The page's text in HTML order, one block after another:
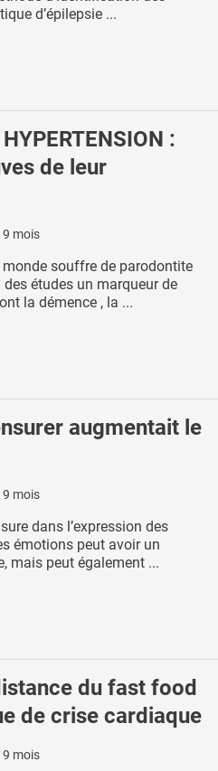
d’épilepsie ...
:
de leur
9 mois
souffre de parodontite
études un marqueur de
la démence , la ...
augmentait le
9 mois
dans l’expression des
émotions peut avoir un
mais peut également ...
du fast food
de crise cardiaque
9 mois